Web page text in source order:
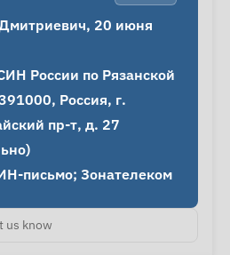
20 июня
России по Рязанской
Россия, г.
пр-т, д. 27
письмо; Зонателеком
us know